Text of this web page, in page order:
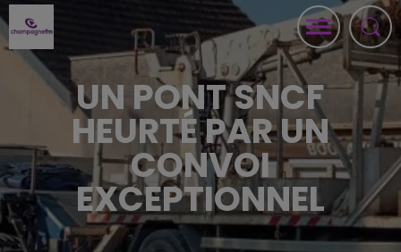
UN PONT SNCF
HEURTÉ PAR UN
CONVOI
EXCEPTIONNEL